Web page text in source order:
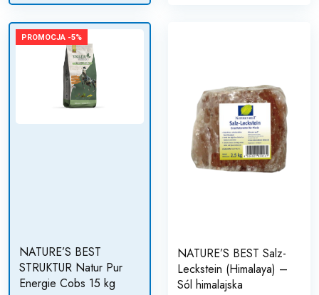
PROMOCJA -5%
NATURE’S BEST
STRUKTUR Natur Pur
Energie Cobs 15 kg
NATURE’S BEST Salz-
Leckstein (Himalaya) –
Sól himalajska